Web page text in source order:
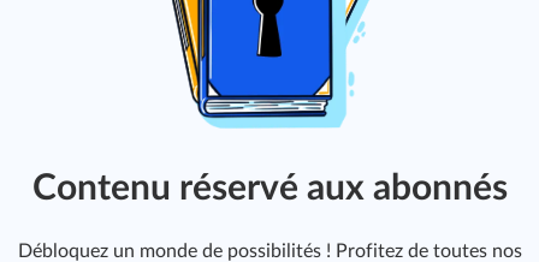
Contenu réservé aux abonnés
Débloquez un monde de possibilités ! Profitez de toutes nos